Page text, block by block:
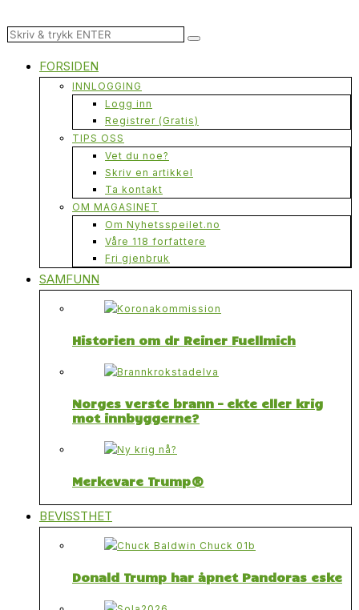
FORSIDEN
INNLOGGING
Logg inn
Registrer (Gratis)
TIPS OSS
Vet du noe?
Skriv en artikkel
Ta kontakt
OM MAGASINET
Om Nyhetsspeilet.no
Våre 118 forfattere
Fri gjenbruk
SAMFUNN
Historien om dr Reiner Fuellmich
Norges verste brann – ekte eller krig
mot innbyggerne?
Merkevare Trump®
BEVISSTHET
Donald Trump har åpnet Pandoras eske